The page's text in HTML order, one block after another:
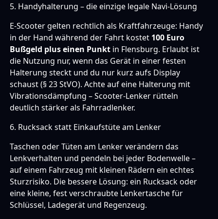
5. Handyhalterung – die einzige legale Navi-Lösung
E-Scooter gelten rechtlich als Kraftfahrzeuge: Handy
in der Hand während der Fahrt kostet 100 Euro
Bußgeld plus einen Punkt in Flensburg. Erlaubt ist
die Nutzung nur, wenn das Gerät in einer festen
Halterung steckt und du nur kurz aufs Display
schaust (§ 23 StVO). Achte auf eine Halterung mit
Vibrationsdämpfung – Scooter-Lenker rütteln
deutlich stärker als Fahrradlenker.
6. Rucksack statt Einkaufstüte am Lenker
Taschen oder Tüten am Lenker verändern das
Lenkverhalten und pendeln bei jeder Bodenwelle –
auf einem Fahrzeug mit kleinen Rädern ein echtes
Sturzrisiko. Die bessere Lösung: ein Rucksack oder
eine kleine, fest verschraubte Lenkertasche für
Schlüssel, Ladegerät und Regenzeug.